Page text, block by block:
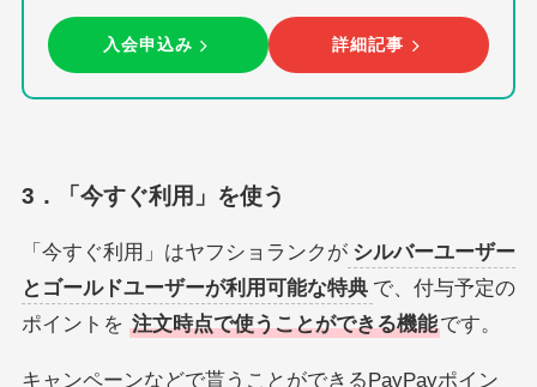
入会申込み 詳細記事
3．「今すぐ利用」を使う
「今すぐ利用」はヤフショランクが シルバーユーザー
とゴールドユーザーが利用可能な特典 で、付与予定の
ポイントを 注文時点で使うことができる機能です。
キャンペーンなどで貰うことができるPayPayポイン